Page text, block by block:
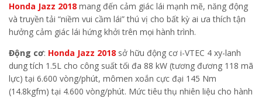
Honda Jazz 2018 mang đến cảm giác lái mạnh mẽ, năng động
và truyền tải “niềm vui cầm lái” thú vị cho bất kỳ ai ưa thích tận
hưởng cảm giác lái hứng khởi trên mọi hành trình.
Động cơ: Honda Jazz 2018 sở hữu động cơ i-VTEC 4 xy-lanh
dung tích 1.5L cho công suất tối đa 88 kW (tương đương 1 18 mã
lực) tại 6.600 vòng/phút, mômen xoắn cực đại 145 Nm
(14.8kgfm) tại 4.600 vòng/phút. Mức tiêu thụ nhiên liệu cho hành